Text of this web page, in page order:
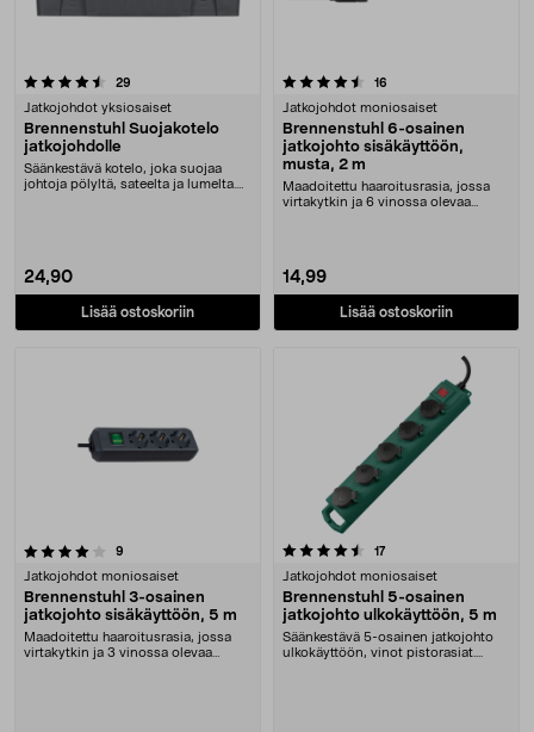
29
Jatkojohdot yksiosaiset
Brennenstuhl Suojakotelo
jatkojohdolle
Säänkestävä kotelo, joka suojaa
johtoja pölyltä, sateelta ja lumelta.
24,90
Lisää ostoskoriin
4.5 viidestä tähdestä 16
Jatkojohdot moniosaiset
Brennenstuhl 6-osainen
jatkojohto sisäkäyttöön,
musta, 2 m
Maadoitettu haaroitusrasia, jossa
virtakytkin ja 6 vinossa olevaa
14,99
Lisää ostoskoriin
9
Jatkojohdot moniosaiset
Brennenstuhl 3-osainen
jatkojohto sisäkäyttöön, 5 m
Maadoitettu haaroitusrasia, jossa
virtakytkin ja 3 vinossa olevaa
4.5 viidestä tähdestä 17arvostelut
Jatkojohdot moniosaiset
Brennenstuhl 5-osainen
jatkojohto ulkokäyttöön, 5 m
Säänkestävä 5-osainen jatkojohto
ulkokäyttöön, vinot pistorasiat.